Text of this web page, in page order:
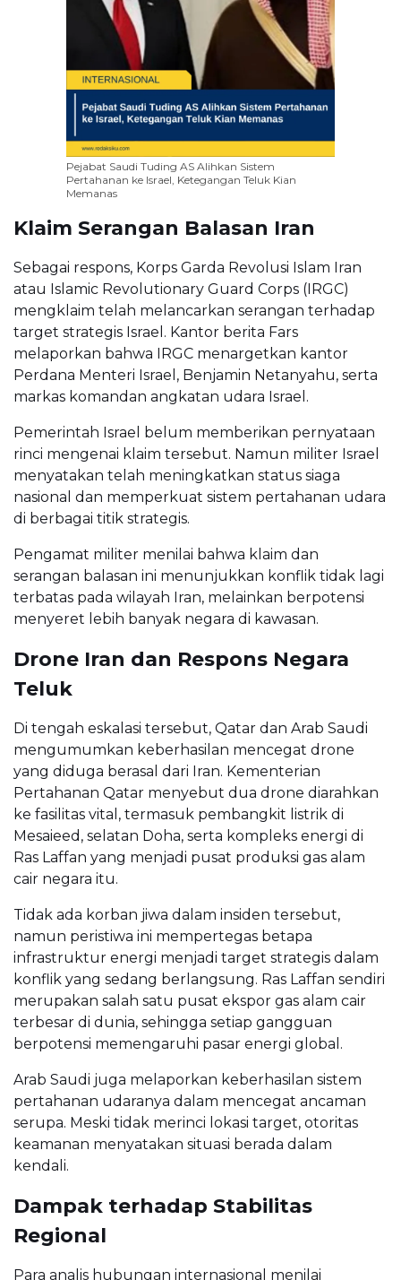
Pejabat Saudi Tuding AS Alihkan Sistem
Pertahanan ke Israel, Ketegangan Teluk Kian
Memanas
Klaim Serangan Balasan Iran
Sebagai respons, Korps Garda Revolusi Islam Iran
atau Islamic Revolutionary Guard Corps (IRGC)
mengklaim telah melancarkan serangan terhadap
target strategis Israel. Kantor berita Fars
melaporkan bahwa IRGC menargetkan kantor
Perdana Menteri Israel, Benjamin Netanyahu, serta
markas komandan angkatan udara Israel.
Pemerintah Israel belum memberikan pernyataan
rinci mengenai klaim tersebut. Namun militer Israel
menyatakan telah meningkatkan status siaga
nasional dan memperkuat sistem pertahanan udara
di berbagai titik strategis.
Pengamat militer menilai bahwa klaim dan
serangan balasan ini menunjukkan konflik tidak lagi
terbatas pada wilayah Iran, melainkan berpotensi
menyeret lebih banyak negara di kawasan.
Drone Iran dan Respons Negara
Teluk
Di tengah eskalasi tersebut, Qatar dan Arab Saudi
mengumumkan keberhasilan mencegat drone
yang diduga berasal dari Iran. Kementerian
Pertahanan Qatar menyebut dua drone diarahkan
ke fasilitas vital, termasuk pembangkit listrik di
Mesaieed , selatan Doha, serta kompleks energi di
Ras Laffan yang menjadi pusat produksi gas alam
cair negara itu.
Tidak ada korban jiwa dalam insiden tersebut,
namun peristiwa ini mempertegas betapa
infrastruktur energi menjadi target strategis dalam
konflik yang sedang berlangsung. Ras Laffan sendiri
merupakan salah satu pusat ekspor gas alam cair
terbesar di dunia, sehingga setiap gangguan
berpotensi memengaruhi pasar energi global.
Arab Saudi juga melaporkan keberhasilan sistem
pertahanan udaranya dalam mencegat ancaman
serupa. Meski tidak merinci lokasi target, otoritas
keamanan menyatakan situasi berada dalam
kendali.
Dampak terhadap Stabilitas
Regional
Para analis hubungan internasional menilai